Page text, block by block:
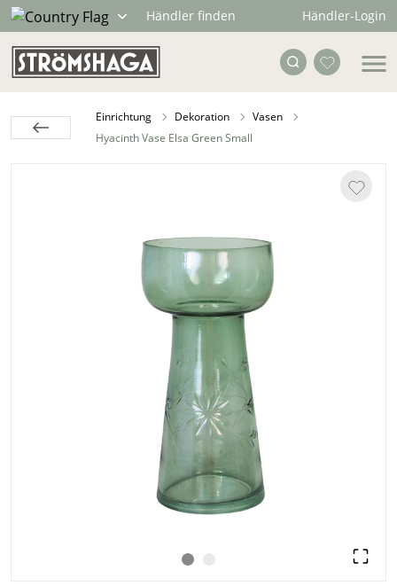
Händler finden Händler-Login
Einrichtung Dekoration
Vasen
Hyacinth Vase Elsa Green Small